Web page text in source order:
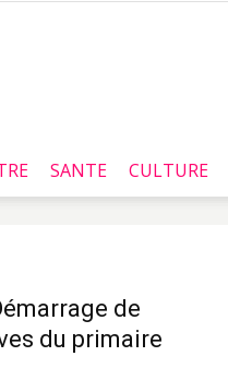
SANTE CULTURE
de
du primaire